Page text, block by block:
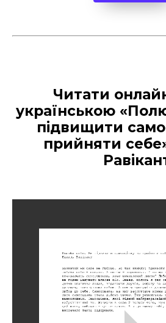
Читати
українською
підвищити
прийняти